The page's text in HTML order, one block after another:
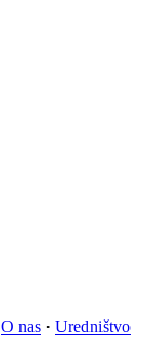
O nas · Uredništvo